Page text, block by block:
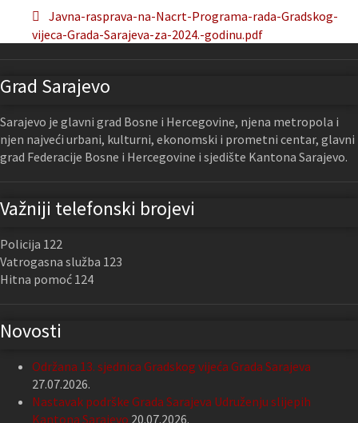
Javna-rasprava-na-Nacrt-Programa-rada-Gradskog-
vijeca-Grada-Sarajeva-za-2024.-godinu.pdf
Grad Sarajevo
Sarajevo je glavni grad Bosne i Hercegovine, njena metropola i
njen najveći urbani, kulturni, ekonomski i prometni centar, glavni
grad Federacije Bosne i Hercegovine i sjedište Kantona Sarajevo.
Važniji telefonski brojevi
Policija 122
Vatrogasna služba 123
Hitna pomoć 124
Novosti
Održana 13. sjednica Gradskog vijeća Grada Sarajeva
27.07.2026.
Nastavak podrške Grada Sarajeva Udruženju slijepih
Kantona Sarajevo 20.07.2026.